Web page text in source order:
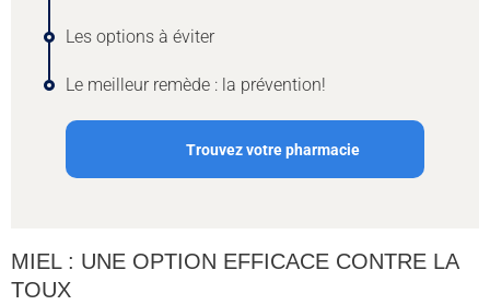
Les options à éviter
Le meilleur remède : la prévention!
Trouvez votre pharmacie
MIEL : UNE OPTION EFFICACE CONTRE LA
TOUX